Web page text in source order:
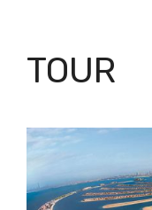
TOUR